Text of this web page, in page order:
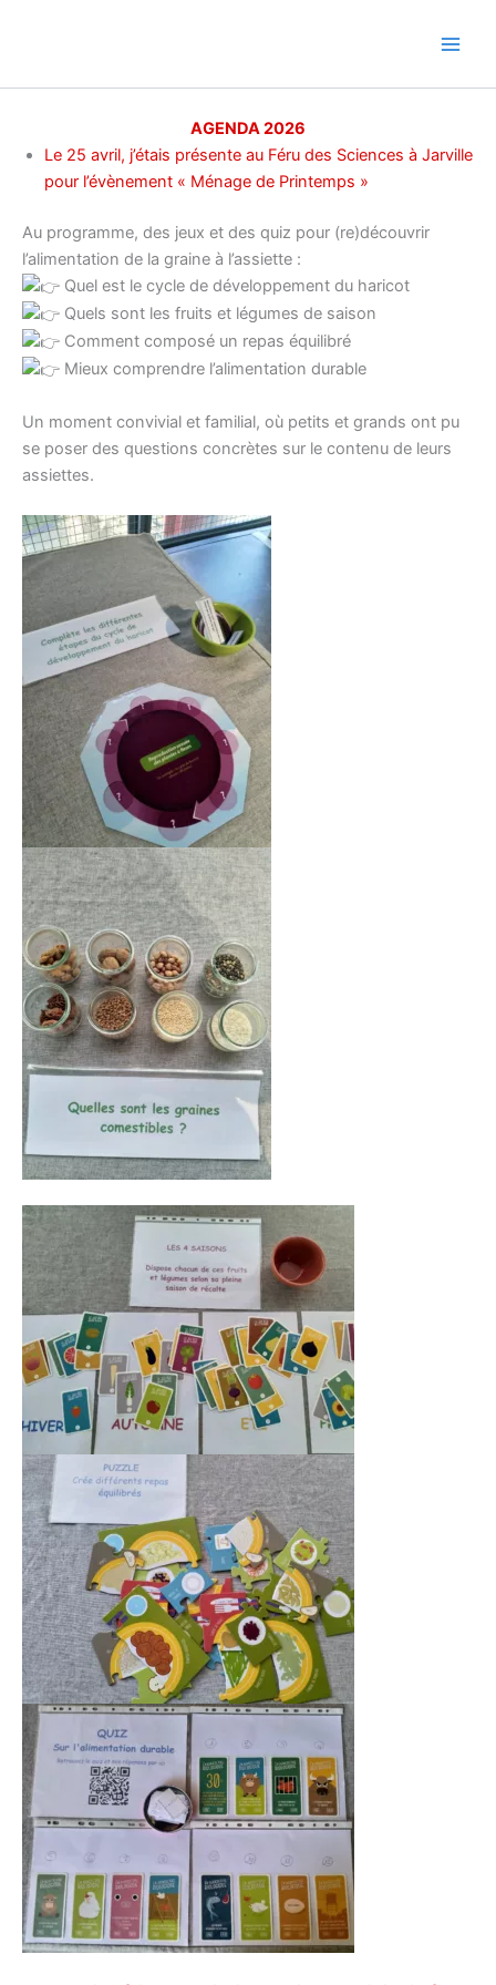
AGENDA 2026
Le 25 avril, j’étais présente au Féru des Sciences à Jarville
pour l’évènement « Ménage de Printemps »
Au programme, des jeux et des quiz pour (re)découvrir
l’alimentation de la graine à l’assiette :
Quel est le cycle de développement du haricot
Quels sont les fruits et légumes de saison
Comment composé un repas équilibré
Mieux comprendre l’alimentation durable
Un moment convivial et familial, où petits et grands ont pu
se poser des questions concrètes sur le contenu de leurs
assiettes.